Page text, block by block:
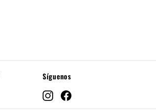
Síguenos
InstagramFacebook